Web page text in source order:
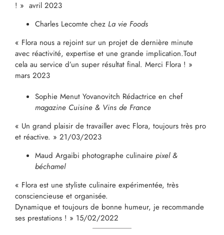
! » avril 2023
Charles Lecomte chez La vie Foods
« Flora nous a rejoint sur un projet de dernière minute
avec réactivité, expertise et une grande implication.Tout
cela au service d’un super résultat final. Merci Flora ! »
mars 2023
Sophie Menut Yovanovitch Rédactrice en chef
magazine Cuisine & Vins de France
« Un grand plaisir de travailler avec Flora, toujours très pro
et réactive. » 21/03/2023
Maud Argaibi photographe culinaire pixel &
béchamel
« Flora est une styliste culinaire expérimentée, très
consciencieuse et organisée.
Dynamique et toujours de bonne humeur, je recommande
ses prestations ! » 15/02/2022